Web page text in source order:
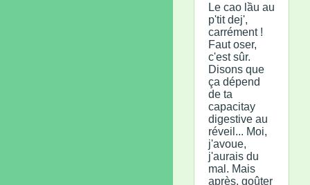
Le cao lầu au
p'tit dej',
carrément !
Faut oser,
c'est sûr.
Disons que
ça dépend
de ta
capacitay
digestive au
réveil... Moi,
j'avoue,
j'aurais du
mal. Mais
après, goûter